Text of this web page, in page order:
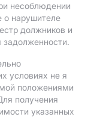
несоблюдении
о нарушителе
должников и
задолженности.
условиях не я
положениями
получения
указанных